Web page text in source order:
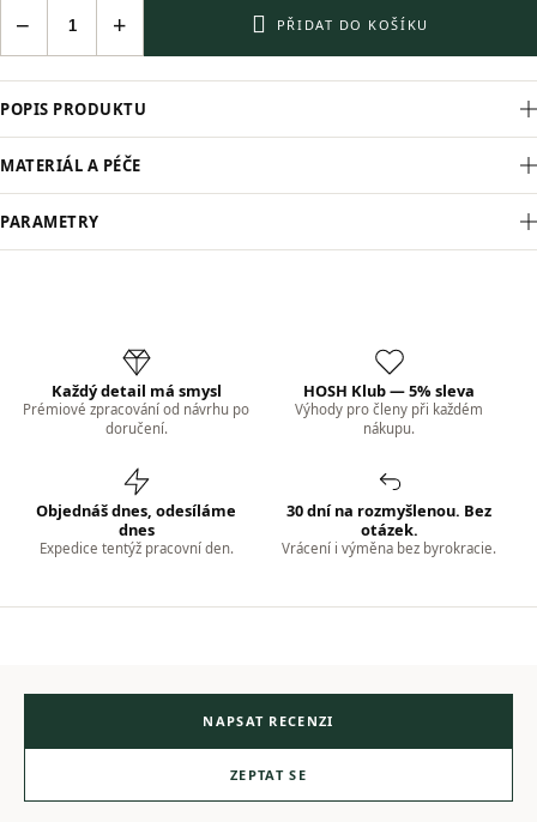
+
− PŘIDAT DO KOŠÍKU
POPIS PRODUKTU
MATERIÁL A PÉČE
PARAMETRY
Každý detail má smysl
Prémiové zpracování od návrhu po
doručení.
HOSH Klub — 5% sleva
Výhody pro členy při každém
nákupu.
Objednáš dnes, odesíláme
dnes
Expedice tentýž pracovní den.
30 dní na rozmyšlenou. Bez
otázek.
Vrácení i výměna bez byrokracie.
NAPSAT RECENZI
ZEPTAT SE